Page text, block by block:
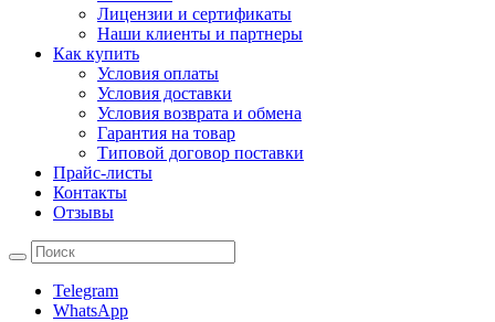
Лицензии и сертификаты
Наши клиенты и партнеры
Как купить
Условия оплаты
Условия доставки
Условия возврата и обмена
Гарантия на товар
Типовой договор поставки
Прайс-листы
Контакты
Отзывы
Telegram
WhatsApp